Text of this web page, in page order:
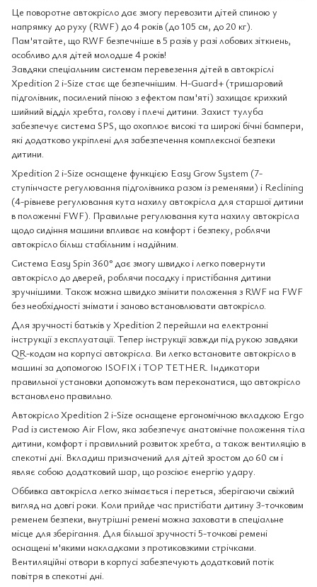
Це поворотне автокрісло дає змогу перевозити дітей спиною у
напрямку до руху (RWF) до 4 років (до 105 см, до 20 кг).
Пам'ятайте, що RWF безпечніше в 5 разів у разі лобових зіткнень,
особливо для дітей молодше 4 років!
Завдяки спеціальним системам перевезення дітей в автокріслі
Xpedition 2 i-Size стає ще безпечнішим. H-Guard+ (тришаровий
підголівник, посилений піною з ефектом пам'яті) захищає крихкий
шийний відділ хребта, голову і плечі дитини. Захист тулуба
забезпечує система SPS, що охоплює високі та широкі бічні бампери,
які додатково укріплені для забезпечення комплексної безпеки
дитини.
Xpedition 2 i-Size оснащене функцією Easy Grow System (7-
ступінчасте регулювання підголівника разом із ременями) і Reclining
(4-рівневе регулювання кута нахилу автокрісла для старшої дитини
в положенні FWF). Правильне регулювання кута нахилу автокрісла
щодо сидіння машини впливає на комфорт і безпеку, роблячи
автокрісло більш стабільним і надійним.
Система Easy Spin 360° дає змогу швидко і легко повернути
автокрісло до дверей, роблячи посадку і пристібання дитини
зручнішими. Також можна швидко змінити положення з RWF на FWF
без необхідності знімати і заново встановлювати автокрісло.
Для зручності батьків у Xpedition 2 перейшли на електронні
інструкції з експлуатації. Тепер інструкції завжди під рукою завдяки
QR-кодам на корпусі автокрісла. Ви легко встановите автокрісло в
машині за допомогою ISOFIX і TOP TETHER. Індикатори
правильної установки допоможуть вам переконатися, що автокрісло
встановлено правильно.
Автокрісло Xpedition 2 i-Size оснащене ергономічною вкладкою Ergo
Pad із системою Air Flow, яка забезпечує анатомічне положення тіла
дитини, комфорт і правильний розвиток хребта, а також вентиляцію в
спекотні дні. Вкладиш призначений для дітей зростом до 60 см і
являє собою додатковий шар, що розсіює енергію удару.
Оббивка автокрісла легко знімається і переться, зберігаючи свіжий
вигляд на довгі роки. Коли прийде час пристібати дитину 3-точковим
ременем безпеки, внутрішні ремені можна заховати в спеціальне
місце для зберігання. Для більшої зручності 5-точкові ремені
оснащені м'якими накладками з протиковзкими стрічками.
Вентиляційні отвори в корпусі забезпечують додатковий потік
повітря в спекотні дні.